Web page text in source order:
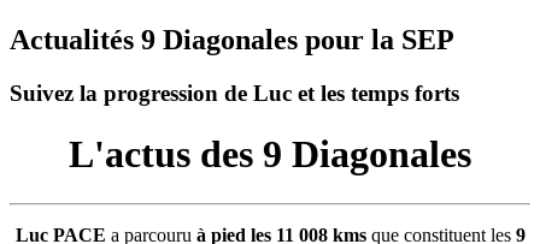
Actualités 9 Diagonales pour la SEP
Suivez la progression de Luc et les temps forts
L'actus des 9 Diagonales
Luc PACE a parcouru à pied les 11 008 kmsque constituent les 9